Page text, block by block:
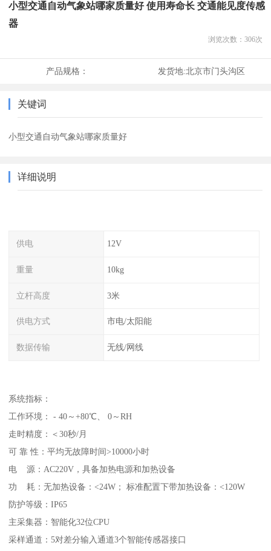
小型交通自动气象站哪家质量好 使用寿命长 交通能见度传感
器
浏览次数： 306次
产品规格： 发货地:北京市门头沟区
关键词
小型交通自动气象站哪家质量好
详细说明
供电 12V
重量 10kg
立杆高度 3米
供电方式 市电/太阳能
数据传输 无线/网线
系统指标：
工作环境： - 40～+80℃、 0～RH
走时精度：＜30秒/月
可 靠 性：平均无故障时间>10000小时
电 源：AC220V，具备加热电源和加热设备
功 耗：无加热设备：<24W； 标准配置下带加热设备：<120W
防护等级：IP65
主采集器：智能化32位CPU
采样通道：5对差分输入通道3个智能传感器接口